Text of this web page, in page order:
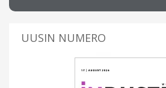
UUSIN NUMERO